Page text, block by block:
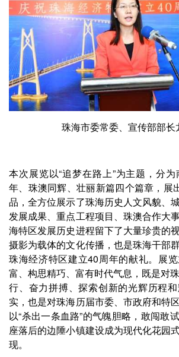
珠海市委常委、宣传部部长
本次展览以“追梦在路上”为主题，分
年、珠澳同辉、壮丽新篇四个篇章，展
品，全方位展示了珠海历史人文风貌、
发展成果、重点工程项目、珠澳合作大
海特区发展历史进程留下了大量珍贵的
摄影为载体的文化传播，也是珠海干部
珠海经济特区建立40周年的献礼。展
富、构思精巧、富有时代气息，既是对
行、奋力拼搏、探索创新的光辉历程
实，也是对珠海历届市委、市政府和特
以“杀出一条血路”的气魄胆略，敢闯敢
座落后的边陲小镇建设成为现代化花园
现。